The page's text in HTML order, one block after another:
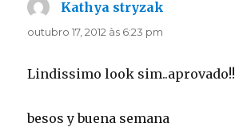
Kathya stryzak
outubro 17, 2012 às 6:23 pm
Lindissimo look sim..aprovado!!
besos y buena semana